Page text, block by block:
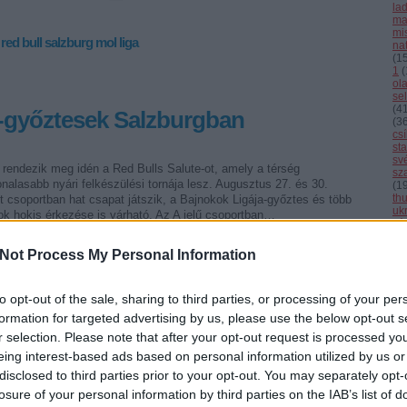
Process My Personal Information
opt-out of the sale, sharing to third parties, or processing of your
for targeted advertising by us, please use the below opt-out
selection. Please note that after your opt-out request is processed
interest-based ads based on personal information utilized by us
to third parties prior to your opt-out. You may separately
of your personal information by third parties on the IAB’s list of
(
1 (
(41
(
(
red bull salzburg mol liga
Salzburgban
rendezik meg idén a Red Bulls Salute-ot, amely a térség
nyári felkészülési tornája lesz. Augusztus 27. és 30.
csoportban hat csapat játszik, a Bajnokok Ligája-győztes és több
hokis érkezése is várható. Az A jelű csoportban…
Tetszik 0